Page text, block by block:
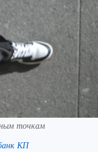
точкам
КП